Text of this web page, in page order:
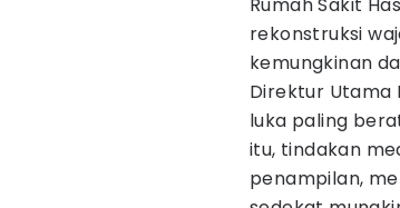
rekonstruksi
kemungkinan
Direktur Utama
luka paling
itu, tindakan
penampilan,